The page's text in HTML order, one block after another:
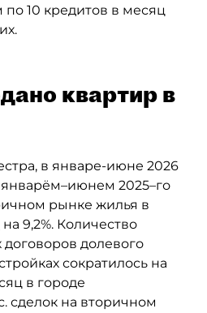
10 кредитов в месяц
квартир в
в январе-июне 2026
2025–го
рынке жилья в
на 9,2%. Количество
долевого
сократилось на
в городе
сделок на вторичном